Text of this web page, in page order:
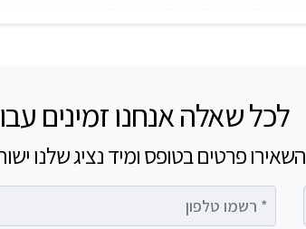
לכל שאלה אנחנו זמינים
השאירו פרטים בטופס ומיד נציג שלנו